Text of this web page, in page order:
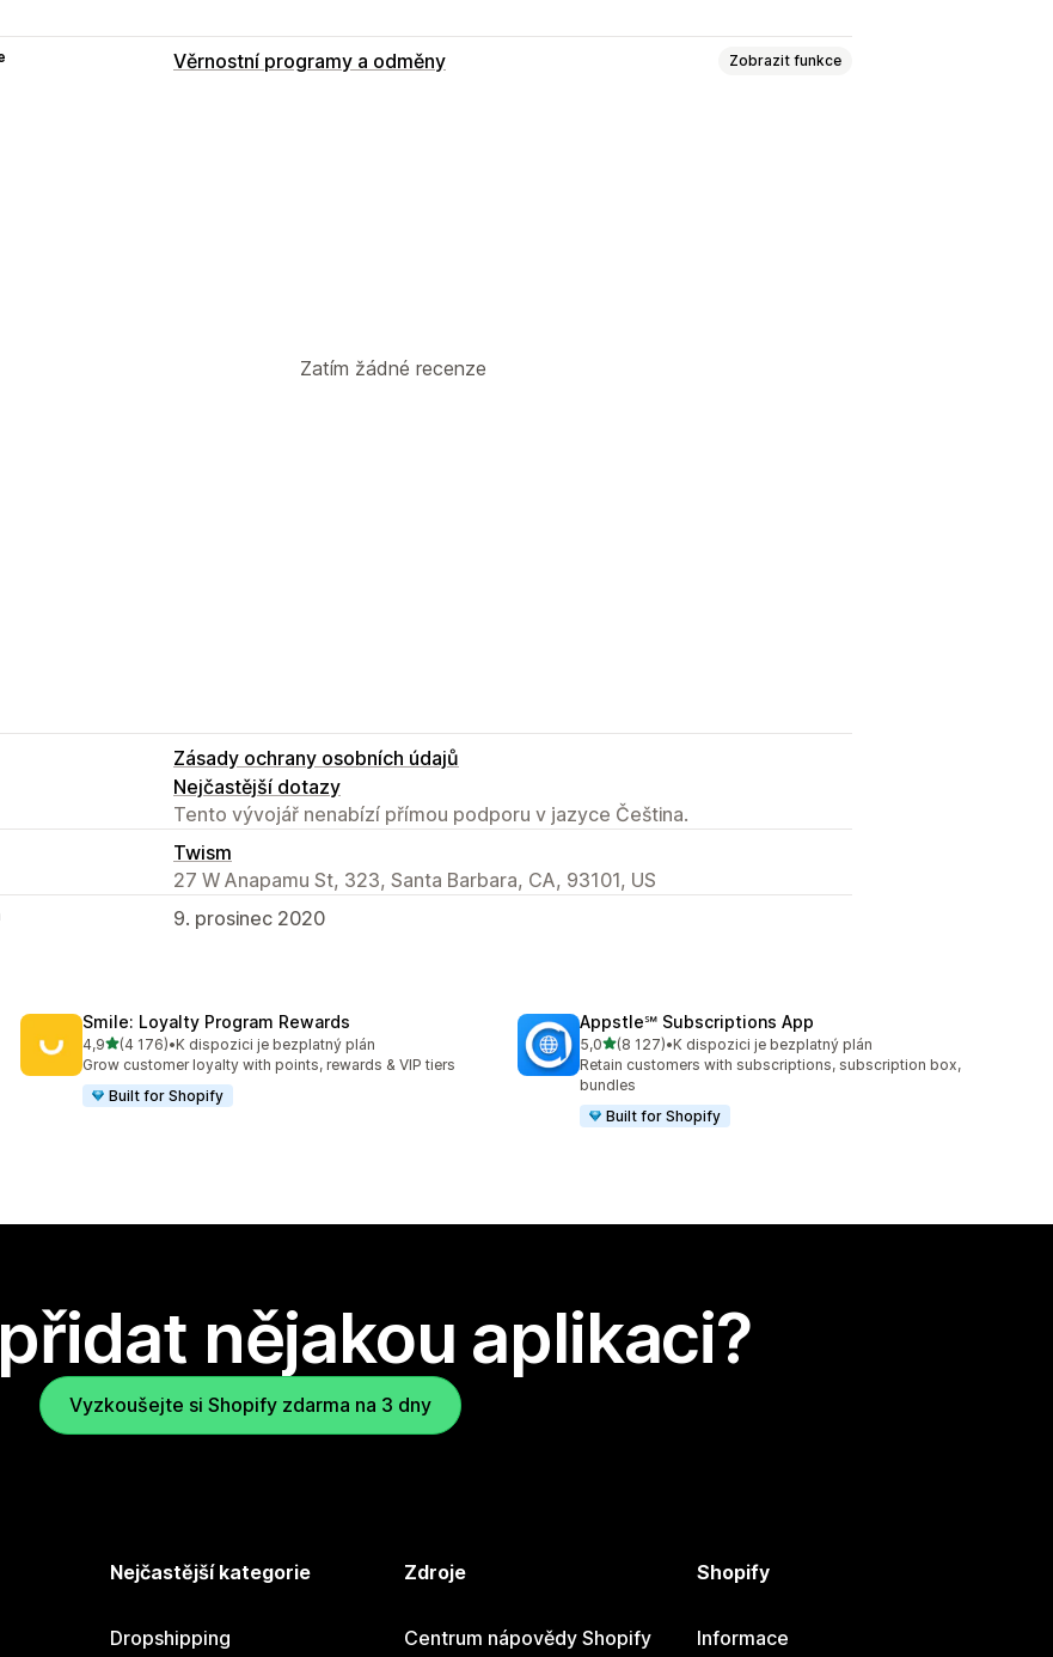
Věrnostní programy a odměny Zobrazit funkce
Zatím žádné recenze
Zásady ochrany osobních údajů
Nejčastější dotazy
Tento vývojář nenabízí přímou podporu v jazyce Čeština.
Twism
27 W Anapamu St, 323, Santa Barbara, CA, 93101, US
9. prosinec 2020
Smile: Loyalty Program Rewards
4,9z 5 hvězd
(4 176)
Celkový počet recenzí: 4176
•K dispozici je bezplatný plán
Grow customer loyalty with points, rewards & VIP tiers
Built for Shopify
Appstle℠ Subscriptions App
5,0z 5 hvězd
(8 127)
Celkový počet recenzí: 8127
•K dispozici je bezplatný plán
Retain customers with subscriptions, subscription box,
bundles
Built for Shopify
nějakou aplikaci?
Vyzkoušejte si Shopify zdarma na 3 dny
Nejčastější kategorie
Dropshipping
Zdroje
Centrum nápovědy Shopify
Shopify
Informace